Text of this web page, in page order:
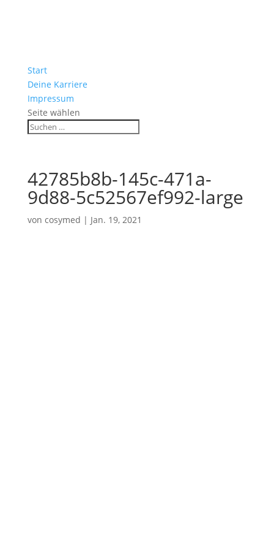
Start
Deine Karriere
Impressum
Seite wählen
42785b8b-145c-471a-
9d88-5c52567ef992-large
von cosymed | Jan. 19, 2021